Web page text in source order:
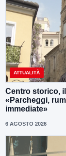
ATTUALITÀ
Centro storico,
«Parcheggi,
immediate»
6 AGOSTO 2026